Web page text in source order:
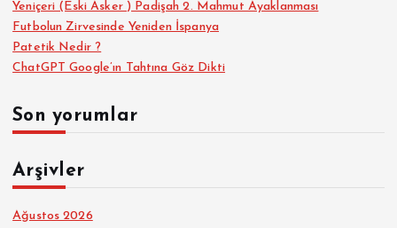
Yeniçeri (Eski Asker ) Padişah 2. Mahmut Ayaklanması
Futbolun Zirvesinde Yeniden İspanya
Patetik Nedir ?
ChatGPT Google’ın Tahtına Göz Dikti
Son yorumlar
Arşivler
Ağustos 2026